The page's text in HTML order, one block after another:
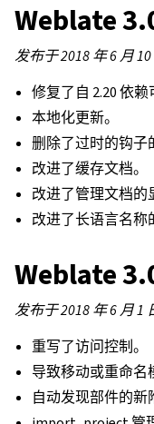
Weblate
发布于 2018 年 6 月 10
修复了自 2.20 依赖
本地化更新。
删除了过时的钩子
改进了缓存文档。
改进了管理文档的
改进了长语言名称
Weblate
发布于 2018 年 6 月 1
重写了访问控制。
导致移动或重命名
自动发现部件的新